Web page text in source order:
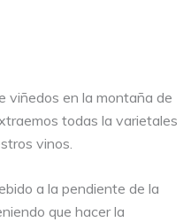
viñedos en la montaña de
todas la varietales
vinos.
a la pendiente de la
que hacer la